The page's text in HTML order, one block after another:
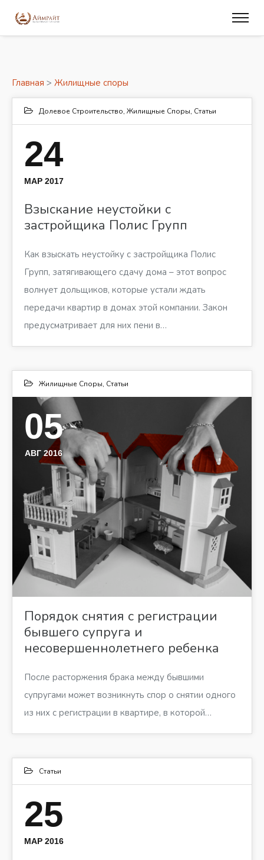
Главная > Жилищные споры
Долевое Строительство, Жилищные Споры, Статьи
24
МАР 2017
Взыскание неустойки с
застройщика Полис Групп
Как взыскать неустойку с застройщика Полис
Групп, затягивающего сдачу дома – этот вопрос
волнует дольщиков, которые устали ждать
передачи квартир в домах этой компании. Закон
предусматривает для них пени в…
Жилищные Споры, Статьи
05
АВГ 2016
Порядок снятия с регистрации
бывшего супруга и
несовершеннолетнего ребенка
После расторжения брака между бывшими
супругами может возникнуть спор о снятии одного
из них с регистрации в квартире, в которой…
Статьи
25
МАР 2016